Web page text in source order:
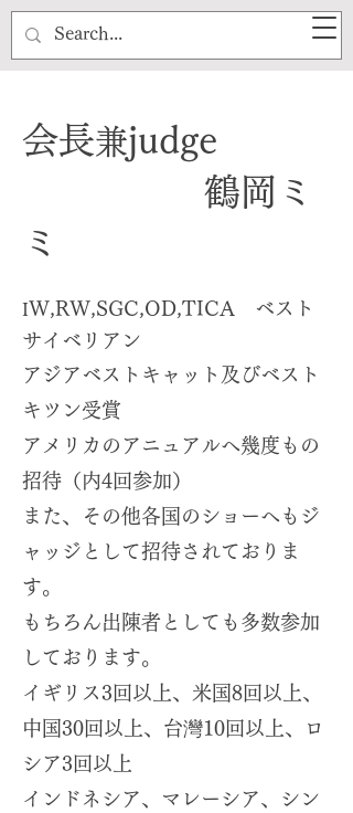
会長兼judge
​ 鶴岡ミ
ミ
IW,RW,SGC,OD,TICA ベスト
サイベリアン
アジアベストキャット及びベスト
キツン受賞
アメリカのアニュアルへ幾度もの
招待（内4回参加）
また、その他各国のショーへもジ
ャッジとして招待されておりま
す。
もちろん出陳者としても多数参加
しております。
イギリス3回以上、米国8回以上、
中国30回以上、台灣10回以上、ロ
シア3回以上
インドネシア、マレーシア、シン